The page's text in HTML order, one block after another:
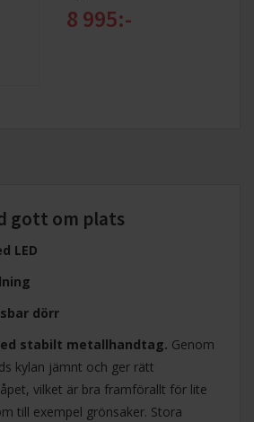
8 995:-
gott om plats
LED
dörr
stabilt metallhandtag. Genom
kylan jämnt och ger rätt
vilket är bra framförallt för lite
till exempel grönsaker. Stora